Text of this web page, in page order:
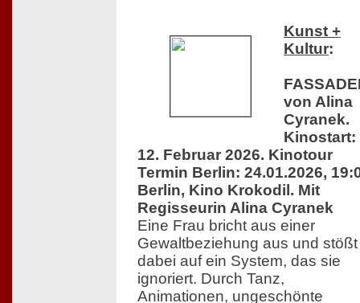
Kunst +
Kultur:
von Alina
Cyranek.
Kinostart:
12. Februar 2026. Kinotour
Termin Berlin: 24.01.2026,
Berlin, Kino Krokodil. Mit
Regisseurin Alina Cyranek
Eine Frau bricht aus einer
Gewaltbeziehung aus und stößt
dabei auf ein System, das sie
ignoriert. Durch Tanz,
Animationen, ungeschönte